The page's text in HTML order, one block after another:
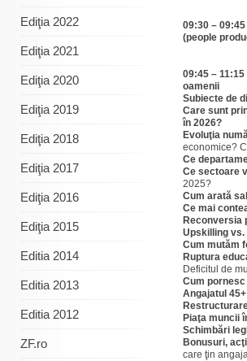
Ediţia 2022
Ediţia 2021
Ediţia 2020
Ediţia 2019
Ediţia 2018
Ediţia 2017
Ediţia 2016
Ediţia 2015
Editia 2014
Editia 2013
Editia 2012
ZF.ro
09:30 –
(people
09:45 –
oamenii
Subiecte de
Care sunt
în 2026?
Evoluţia
economice?
Ce
Ce sectoare
2025?
Cum arată
Ce mai
Reconversia
Upskilling
Cum mutăm
Ruptura
Deficitul de
Cum
Angajatul 45+
Piaţa muncii
Schimbări
Bonusuri,
care ţin